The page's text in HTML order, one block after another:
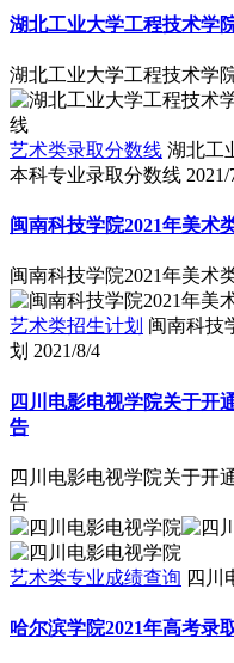
湖北工业大学工程技术学
湖北工业大学工程技术学
艺术类录取分数线 湖北工
本科专业录取分数线 2021/
闽南科技学院2021年美术
闽南科技学院2021年美术
艺术类招生计划 闽南科技
划 2021/8/4
四川电影电视学院关于开
告
四川电影电视学院关于开
告
艺术类专业成绩查询 四川
哈尔滨学院2021年高考录